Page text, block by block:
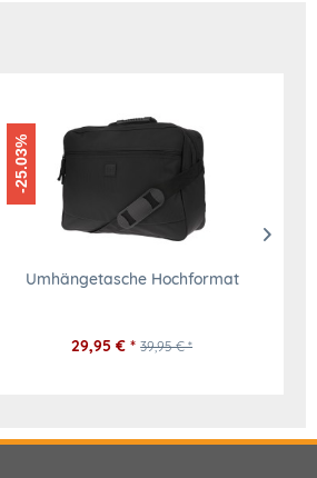
-25.03%
Umhängetasche Hochformat
29,95 € * 39,95 € *